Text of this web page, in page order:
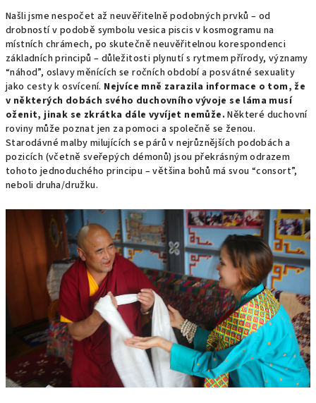
Našli jsme nespočet až neuvěřitelně podobných prvků – od
drobností v podobě symbolu vesica piscis v kosmogramu na
místních chrámech, po skutečně neuvěřitelnou korespondenci
základních principů – důležitosti plynutí s rytmem přírody, významy
“náhod”, oslavy měnících se ročních období a posvátné sexuality
jako cesty k osvícení. Nejvíce mně zarazila informace o tom, že
v některých dobách svého duchovního vývoje se láma musí
oženit, jinak se zkrátka dále vyvíjet nemůže. Některé duchovní
roviny může poznat jen za pomoci a společně se ženou.
Starodávné malby milujících se párů v nejrůznějších podobách a
pozicích (včetně sveřepých démonů) jsou překrásným odrazem
tohoto jednoduchého principu – většina bohů má svou “consort”,
neboli druha/družku.